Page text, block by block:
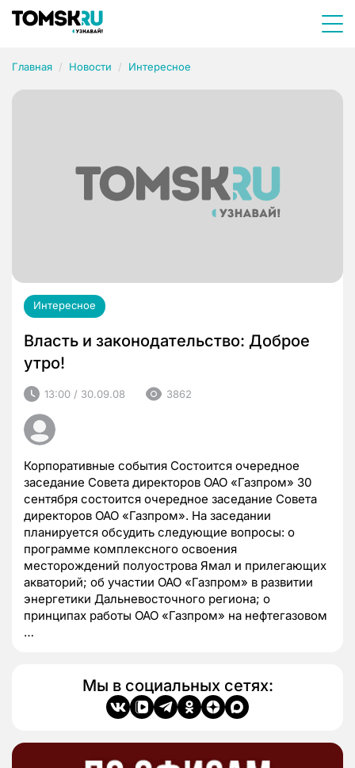
Главная Новости Интересное
Интересное
Власть и законодательство: Доброе
утро!
13:00 / 30.09.08 3862
Корпоративные события Состоится очередное
заседание Совета директоров ОАО «Газпром» 30
сентября состоится очередное заседание Совета
директоров ОАО «Газпром». На заседании
планируется обсудить следующие вопросы: о
программе комплексного освоения
месторождений полуострова Ямал и прилегающих
акваторий; об участии ОАО «Газпром» в развитии
энергетики Дальневосточного региона; о
принципах работы ОАО «Газпром» на нефтегазовом
…
Мы в социальных сетях: